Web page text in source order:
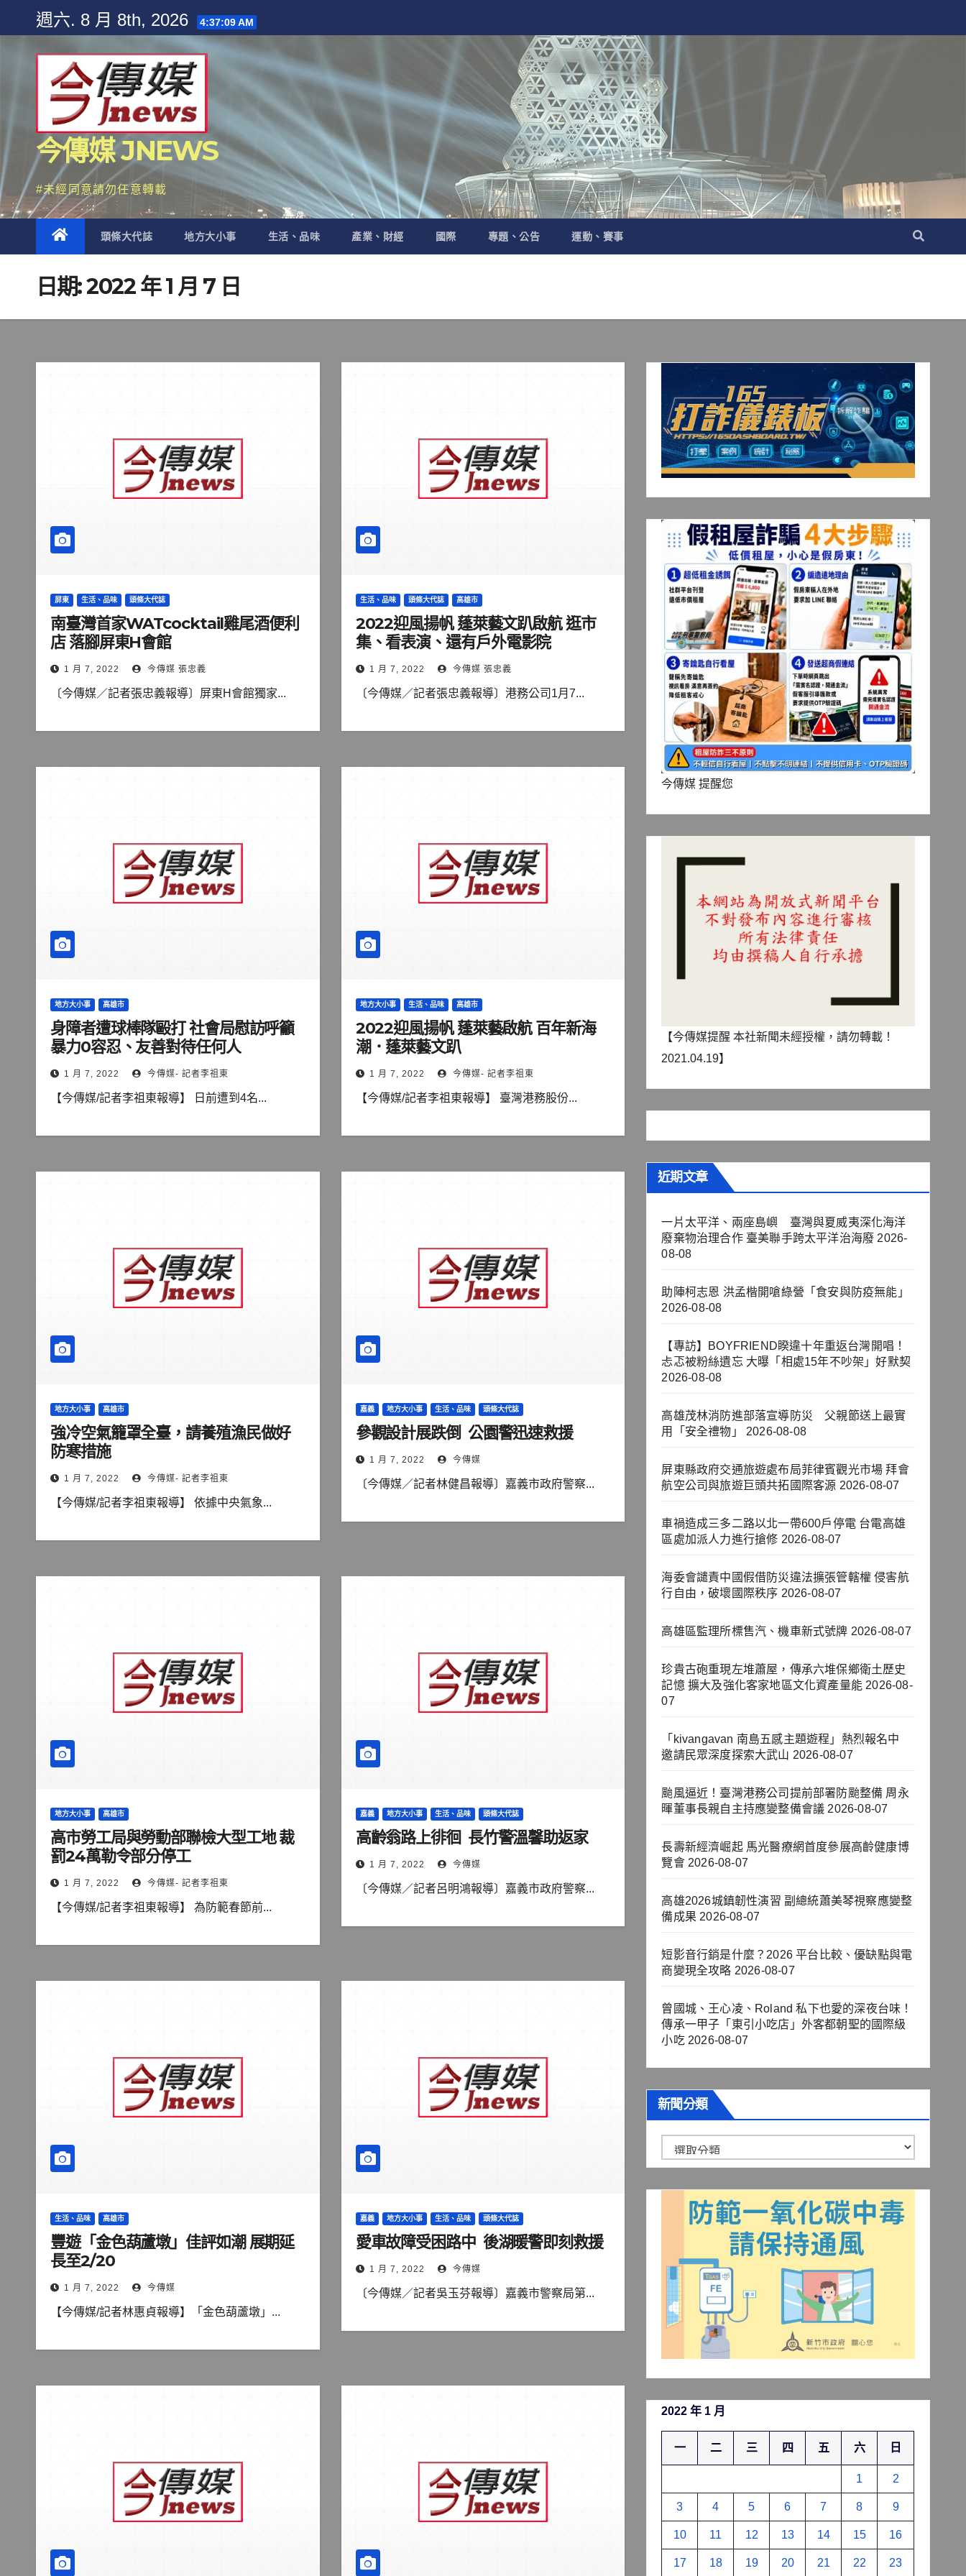
content
週六. 8 月 8th, 2026 4:37:10 AM
今傳媒 JNEWS
#未經同意請勿任意轉載
頭條大代誌 地方大小事 生活、品味 產業、財經 國際 專題、公告 運動、賽事
日期:2022 年 1 月 7 日
屏東 生活、品味 頭條大代誌
南臺灣首家WATcocktail雞尾酒便利
店 落腳屏東H會館
1 月 7, 2022 今傳媒 張忠義
〔今傳媒／記者張忠義報導〕屏東H會館獨家...
生活、品味 頭條大代誌 高雄市
2022迎風揚帆 蓬萊藝文趴啟航 逛市
集、看表演、還有戶外電影院
1 月 7, 2022 今傳媒 張忠義
〔今傳媒／記者張忠義報導〕港務公司1月7...
地方大小事 高雄市
身障者遭球棒隊毆打 社會局慰訪呼籲
暴力0容忍、友善對待任何人
1 月 7, 2022 今傳媒- 記者李祖東
【今傳媒/記者李祖東報導】 日前遭到4名...
地方大小事 生活、品味 高雄市
2022迎風揚帆 蓬萊藝啟航 百年新海
潮．蓬萊藝文趴
1 月 7, 2022 今傳媒- 記者李祖東
【今傳媒/記者李祖東報導】 臺灣港務股份...
地方大小事 高雄市
強冷空氣籠罩全臺，請養殖漁民做好
防寒措施
1 月 7, 2022 今傳媒- 記者李祖東
【今傳媒/記者李祖東報導】 依據中央氣象...
嘉義 地方大小事 生活、品味 頭條大代誌
參觀設計展跌倒 公園警迅速救援
1 月 7, 2022 今傳媒
〔今傳媒／記者林健昌報導〕嘉義市政府警察...
地方大小事 高雄市
高市勞工局與勞動部聯檢大型工地 裁
罰24萬勒令部分停工
1 月 7, 2022 今傳媒- 記者李祖東
【今傳媒/記者李祖東報導】 為防範春節前...
嘉義 地方大小事 生活、品味 頭條大代誌
高齡翁路上徘徊 長竹警溫馨助返家
1 月 7, 2022 今傳媒
〔今傳媒／記者呂明鴻報導〕嘉義市政府警察...
生活、品味 高雄市
豐遊「金色葫蘆墩」佳評如潮 展期延
長至2/20
1 月 7, 2022 今傳媒
【今傳媒/記者林惠貞報導】「金色葫蘆墩」...
嘉義 地方大小事 生活、品味 頭條大代誌
愛車故障受困路中 後湖暖警即刻救援
1 月 7, 2022 今傳媒
〔今傳媒／記者吳玉芬報導〕嘉義市警察局第...
今傳媒 提醒您
【今傳媒提醒 本社新聞未經授權，請勿轉載！
2021.04.19】
近期文章
一片太平洋、兩座島嶼 臺灣與夏威夷深化海洋
廢棄物治理合作 臺美聯手跨太平洋治海廢 2026-
08-08
助陣柯志恩 洪孟楷開嗆綠營「食安與防疫無能」
2026-08-08
【專訪】BOYFRIEND睽違十年重返台灣開唱！
忐忑被粉絲遺忘 大曝「相處15年不吵架」好默契
2026-08-08
高雄茂林消防進部落宣導防災 父親節送上最實
用「安全禮物」
2026-08-08
屏東縣政府交通旅遊處布局菲律賓觀光市場 拜會
航空公司與旅遊巨頭共拓國際客源 2026-08-07
車禍造成三多二路以北一帶600戶停電 台電高雄
區處加派人力進行搶修 2026-08-07
海委會譴責中國假借防災違法擴張管轄權 侵害航
行自由，破壞國際秩序 2026-08-07
高雄區監理所標售汽、機車新式號牌 2026-08-07
珍貴古砲重現左堆蕭屋，傳承六堆保鄉衛土歷史
記憶 擴大及強化客家地區文化資產量能 2026-08-
07
「kivangavan 南島五感主題遊程」熱烈報名中
邀請民眾深度探索大武山 2026-08-07
颱風逼近！臺灣港務公司提前部署防颱整備 周永
暉董事長親自主持應變整備會議 2026-08-07
長壽新經濟崛起 馬光醫療網首度參展高齡健康博
覽會 2026-08-07
高雄2026城鎮韌性演習 副總統蕭美琴視察應變整
備成果 2026-08-07
短影音行銷是什麼？2026 平台比較、優缺點與電
商變現全攻略 2026-08-07
曾國城、王心凌、Roland 私下也愛的深夜台味！
傳承一甲子「東引小吃店」外客都朝聖的國際級
小吃 2026-08-07
新聞分類
聞
分
2022 年 1 月
一 二 三 四 五 六 日
1 2
3 4 5 6 7 8 9
10 11 12 13 14 15 16
17 18 19 20 21 22 23